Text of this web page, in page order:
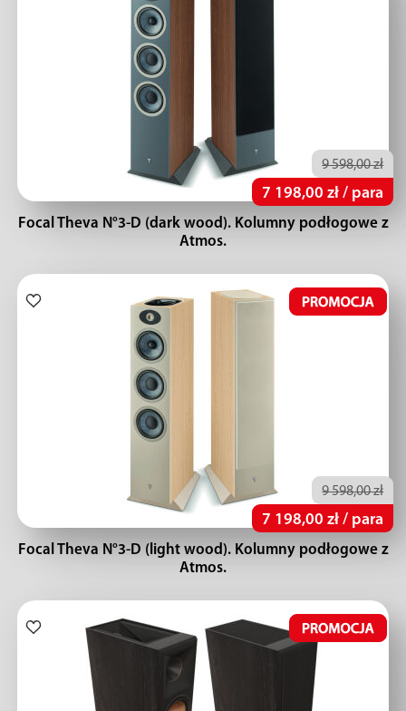
9 598,00 zł
7 198,00 zł / para
Focal Theva N°3-D (dark wood). Kolumny podłogowe z
Atmos.
9 598,00 zł
7 198,00 zł / para
Focal Theva N°3-D (light wood). Kolumny podłogowe z
Atmos.